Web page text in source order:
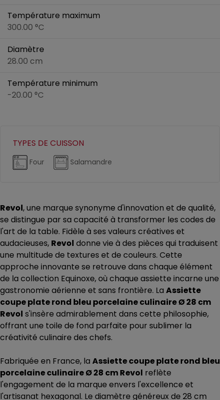
Température maximum
300.00 °C
Diamètre
28.00 cm
Température minimum
-20.00 °C
TYPES DE CUISSON
Four Salamandre
Revol, une marque synonyme d'innovation et de qualité,
se distingue par sa capacité à transformer les codes de
l'art de la table. Fidèle à ses valeurs créatives et
audacieuses, Revol donne vie à des pièces qui traduisent
une multitude de textures et de couleurs. Cette
approche innovante se retrouve dans chaque élément
de la collection Equinoxe, où chaque assiette incarne une
gastronomie aérienne et sans frontière. La Assiette
coupe plate rond bleu porcelaine culinaire Ø 28 cm
Revol s'insère admirablement dans cette philosophie,
offrant une toile de fond parfaite pour sublimer la
créativité culinaire des chefs.
Fabriquée en France, la Assiette coupe plate rond bleu
porcelaine culinaire Ø 28 cm Revol reflète
l'engagement de la marque envers l'excellence et
l'artisanat hexagonal. Le diamètre généreux de 28 cm